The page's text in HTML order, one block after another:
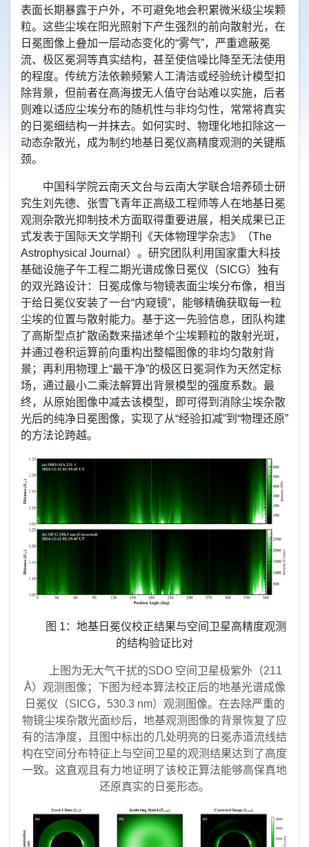
表面长期暴露于户外，不可避免地会积累微米级尘埃颗
粒。这些尘埃在阳光照射下产生强烈的前向散射光，在
日冕图像上叠加一层动态变化的“雾气”，严重遮蔽冕
流、极区冕洞等真实结构，甚至使信噪比降至无法使用
的程度。传统方法依赖频繁人工清洁或经验统计模型扣
除背景，但前者在高海拔无人值守台站难以实施，后者
则难以适应尘埃分布的随机性与非均匀性，常常将真实
的日冕细结构一并抹去。如何实时、物理化地扣除这一
动态杂散光，成为制约地基日冕仪高精度观测的关键瓶
颈。
中国科学院云南天文台与云南大学联合培养硕士研
究生刘先德、张雪飞青年正高级工程师等人在地基日冕
观测杂散光抑制技术方面取得重要进展，相关成果已正
式发表于国际天文学期刊
《天体物理学杂志》（The
Astrophysical Journal）。研究团队利用国家重大科技
基础设施子午工程二期光谱成像日冕仪（SICG）独有
的双光路设计：日冕成像与物镜表面尘埃分布像，相当
于给日冕仪安装了一台“内窥镜”，能够精确获取每一粒
尘埃的位置与散射能力。基于这一先验信息，团队构建
了高斯型点扩散函数来描述单个尘埃颗粒的散射光斑，
并通过卷积运算前向重构出整幅图像的非均匀散射背
景；再利用物理上“最干净”的极区日冕洞作为天然定标
场，通过最小二乘法解算出背景模型的强度系数。最
终，从原始图像中减去该模型，即可得到消除尘埃杂散
光后的纯净日冕图像，实现了从“经验扣减”到“物理还原”
的方法论跨越。
图 1 ：地基日冕仪校正结果与空间卫星高精度观测
的结构验证比对
上图为无大气干扰的SDO 空间卫星极紫外（211
Å）观测图像；下图为经本算法校正后的地基光谱成像
日冕仪（SICG，530.3 nm）观测图像。在去除严重的
物镜尘埃杂散光面纱后，地基观测图像的背景恢复了应
有的洁净度，且图中标出的几处明亮的日冕赤道流线结
构在空间分布特征上与空间卫星的观测结果达到了高度
一致。这直观且有力地证明了该校正算法能够高保真地
还原真实的日冕形态。